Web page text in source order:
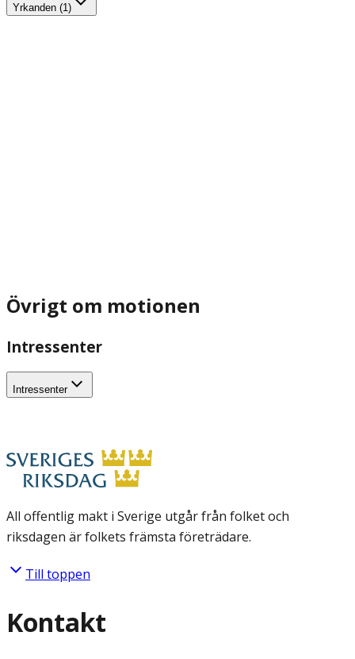
Yrkanden (1)
Övrigt om motionen
Intressenter
Intressenter
All offentlig makt i Sverige utgår från folket och
riksdagen är folkets främsta företrädare.
Till toppen
Kontakt